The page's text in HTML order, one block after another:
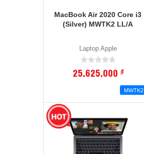
MacBook Air 2020 Core i3
(Silver) MWTK2 LL/A
Laptop Apple
25,625,000đ
MWTK2